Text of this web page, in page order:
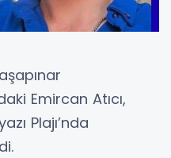
Emircan Atıcı,
Plajı’nda